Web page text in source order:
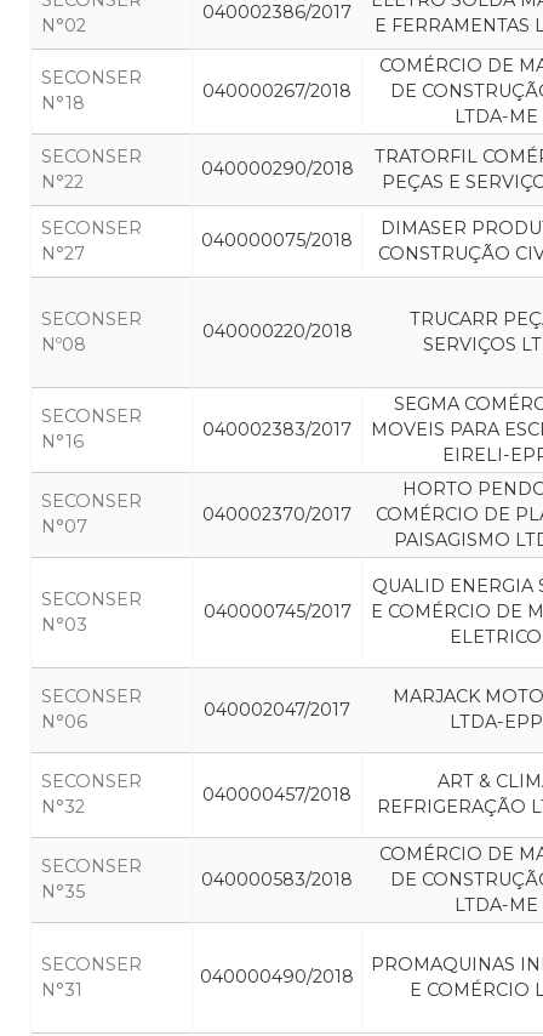
N°02
040002386/2017
E FERRAMENTAS
SECONSER
N°18
040000267/2018
COMÉRCIO DE
DE
LTDA-ME
SECONSER
N°22
040000290/2018
TRATORFIL
PEÇAS E
SECONSER
N°27
040000075/2018
DIMASER
CONSTRUÇÃO
SECONSER
Nº08
040000220/2018
TRUCARR
SERVIÇOS
SECONSER
N°16
040002383/2017
SEGMA
MOVEIS PARA
EIRELI-
SECONSER
N°07
040002370/2017
HORTO
COMÉRCIO DE
PAISAGISMO
SECONSER
N°03
040000745/2017
QUALID ENERGIA
E COMÉRCIO DE
ELETRICO
SECONSER
N°06
040002047/2017
MARJACK
LTDA-EPP
SECONSER
N°32
040000457/2018
ART &
REFRIGERAÇÃO
SECONSER
N°35
040000583/2018
COMÉRCIO DE
DE
LTDA-ME
SECONSER
N°31
040000490/2018
PROMAQUINAS
E COMÉRCIO